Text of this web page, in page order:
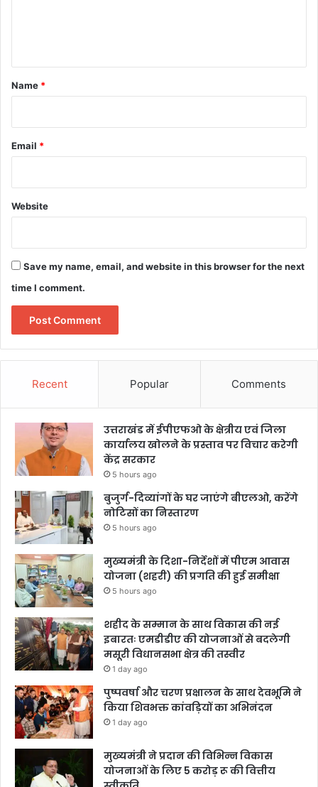
*
Name *
Email *
Website
Save my name, email, and website in this browser for the next
time I comment.
Recent Popular Comments
उत्तराखंड में ईपीएफओ के क्षेत्रीय एवं जिला
कार्यालय खोलने के प्रस्ताव पर विचार करेगी
केंद्र सरकार
5 hours ago
बुजुर्ग-दिव्यांगों के घर जाएंगे बीएलओ, करेंगे
नोटिसों का निस्तारण
5 hours ago
मुख्यमंत्री के दिशा-निर्देशों में पीएम आवास
योजना (शहरी) की प्रगति की हुई समीक्षा
5 hours ago
शहीद के सम्मान के साथ विकास की नई
इबारतः एमडीडीए की योजनाओं से बदलेगी
मसूरी विधानसभा क्षेत्र की तस्वीर
1 day ago
पुष्पवर्षा और चरण प्रक्षालन के साथ देवभूमि ने
किया शिवभक्त कांवड़ियों का अभिनंदन
1 day ago
मुख्यमंत्री ने प्रदान की विभिन्न विकास
योजनाओं के लिए 5 करोड़ रू की वित्तीय